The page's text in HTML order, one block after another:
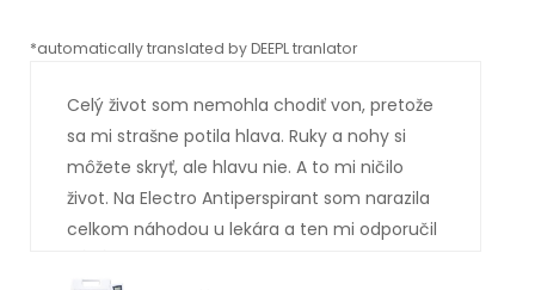
*automatically translated by DEEPL tranlator
Celý život som nemohla chodiť von, pretože
sa mi strašne potila hlava. Ruky a nohy si
môžete skryť, ale hlavu nie. A to mi ničilo
život. Na Electro Antiperspirant som narazila
celkom náhodou u lekára a ten mi odporučil